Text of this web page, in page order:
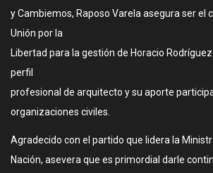
y Cambiemos, Raposo Varela asegura ser el
Unión por la
Libertad para la gestión de Horacio
perfil
profesional de arquitecto y su aporte
organizaciones civiles.
Agradecido con el partido que lidera la
Nación, asevera que es primordial darle